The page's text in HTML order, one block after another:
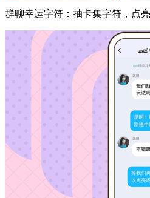
群聊幸运字符：抽卡集字符，点